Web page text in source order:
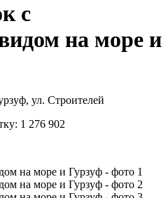
с
на море и
ул. Строителей
1 276 902